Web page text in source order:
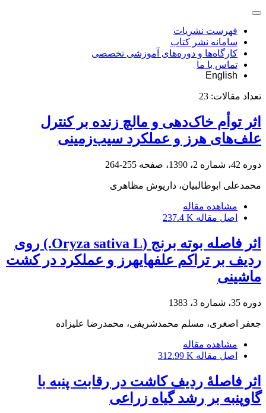
فهرست نشریات
سامانه نشر کتاب
کارگاه‌ها و دوره‌های آموزشی تخصصی
تماس با ما
English
تعداد مقالات: 23
اثر توأم خاک‌دهی و مالچ زنده بر کنترل
علف‌های هرز و عملکرد سیب‌زمینی
دوره 42، شماره 2، 1390، صفحه 255-264
محمدعلی ابوطالبیان، داریوش مظاهری
مشاهده مقاله
اصل مقاله 237.4 K
اثر فاصله بوته برنج (Oryza sativa L.) روی
ردیف بر تراکم علفهای‏هرز و عملکرد در کشت
ماشینی
دوره 35، شماره 3، 1383
جعفر اصغری، مسلم محمدشریفی، محمدرضا علیزاده
مشاهده مقاله
اصل مقاله 312.99 K
اثر فاصلۀ ردیف کاشت در رقابت پنبه با
گاوپنبه بر رشد گیاه زراعی